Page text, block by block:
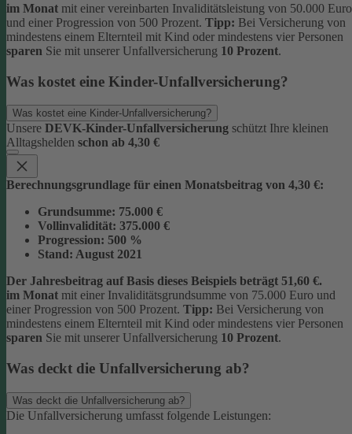
im Monat mit einer vereinbarten Invaliditätsleistung von 50.000 Euro
und einer Progression von 500 Prozent. Tipp: Bei Versicherung von
mindestens einem Elternteil mit Kind oder mindestens vier Personen
sparen Sie mit unserer Unfallversicherung 10 Prozent.
Was kostet eine Kinder-Unfallversicherung?
Was kostet eine Kinder-Unfallversicherung?
Unsere DEVK-Kinder-Unfallversicherung schützt Ihre kleinen
Alltagshelden schon ab 4,30 €
Berechnungsgrundlage für einen Monatsbeitrag von 4,30 €:
Grundsumme: 75.000 €
Vollinvalidität: 375.000 €
Progression: 500 %
Stand: August 2021
Der Jahresbeitrag auf Basis dieses Beispiels beträgt 51,60 €.
im Monat mit einer Invaliditätsgrundsumme von 75.000 Euro und
einer Progression von 500 Prozent. Tipp: Bei Versicherung von
mindestens einem Elternteil mit Kind oder mindestens vier Personen
sparen Sie mit unserer Unfallversicherung 10 Prozent.
Was deckt die Unfallversicherung ab?
Was deckt die Unfallversicherung ab?
Die Unfallversicherung umfasst folgende Leistungen: